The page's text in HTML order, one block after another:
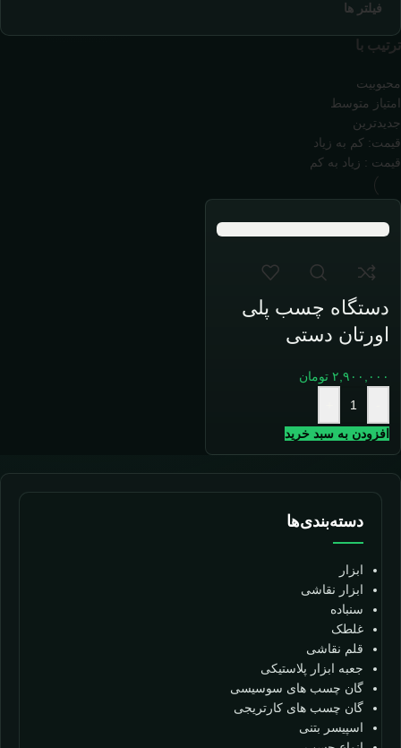
دسته‌بندی‌ها
ابزار
ابزار نقاشی
سنباده
غلطک
قلم نقاشی
جعبه ابزار پلاستیکی
گان چسب های سوسیسی
گان چسب های کارتریجی
اسپیسر بتنی
فیلتر ها
ترتیب با
محبوبیت
امتیاز متوسط
جدیدترین
قیمت: کم به زیاد
قیمت : زیاد به کم
دستگاه چسب پلی
اورتان دستی
۲,۹۰۰,۰۰۰ تومان
افزودن به سبد خرید